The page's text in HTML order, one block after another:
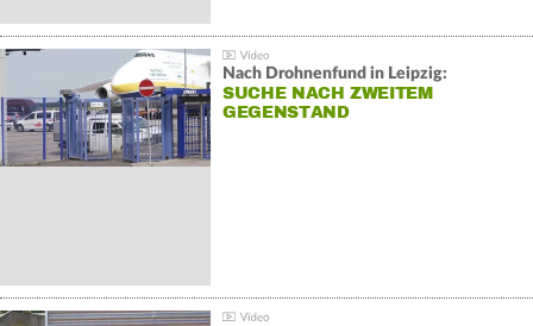
Nach Drohnenfund in Leipzig:
SUCHE NACH ZWEITEM
GEGENSTAND